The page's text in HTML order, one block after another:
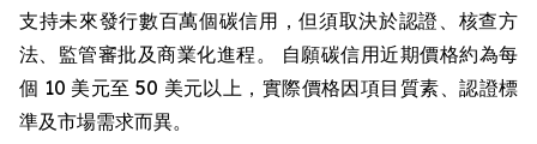
支持未來發行數百萬個碳信用，但須取決於認證、核查方
法、監管審批及商業化進程。 自願碳信用近期價格約為每
個 10 美元至 50 美元以上，實際價格因項目質素、認證標
準及市場需求而異。